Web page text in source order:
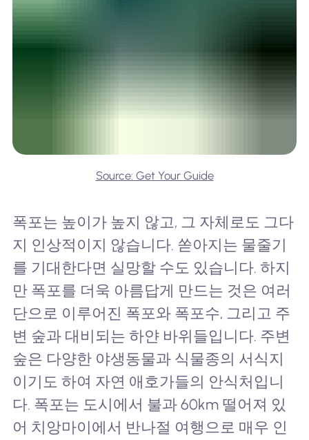
Source: Get Your Guide
폭포는 높이가 높지 않고, 그 자체로도 그다
지 인상적이지 않습니다. 쏟아지는 물줄기
를 기대한다면 실망할 수도 있습니다. 하지
만 폭포를 더욱 아름답게 만드는 것은 여러
단으로 이루어진 폭포와 폭포수, 그리고 주
변 숲과 대비되는 하얀 바위들입니다. 주변
숲은 다양한 야생동물과 식물종의 서식지
이기도 하여 자연 애호가들의 안식처입니
다. 폭포는 도시에서 불과 60km 떨어져 있
어 치앙마이에서 반나절 여행으로 매우 인